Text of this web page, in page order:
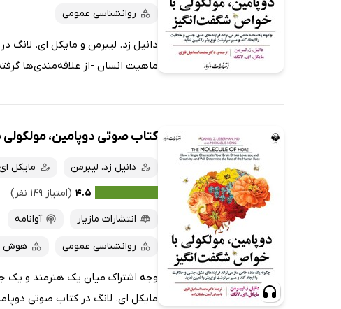
ارزان ترین‌ها
روانشناسی عمومی
دانیل زد. لیبرمن و مایکل ای. لانگ
ماهیت انسان -از علاقه‌مندی‌ها
کتاب صوتی دوپامین،
دانیل زد. لیبرمن
مایکل
۴.۵ (امتیاز ۱۴۹ نفر)
انتشارات مازیار
آوانامه
روانشناسی عمومی هوش
وجه اشتراک میان یک هنرمند و یک
مایکل ای. لانگ در کتاب صوتی